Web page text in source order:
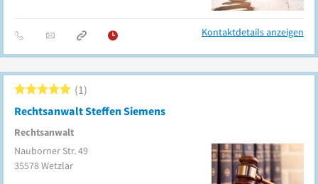
Kontaktdetails anzeigen
Rechtsanwalt Steffen Siemens
Rechtsanwalt
1
Nauborner Str. 49
35578Wetzlar